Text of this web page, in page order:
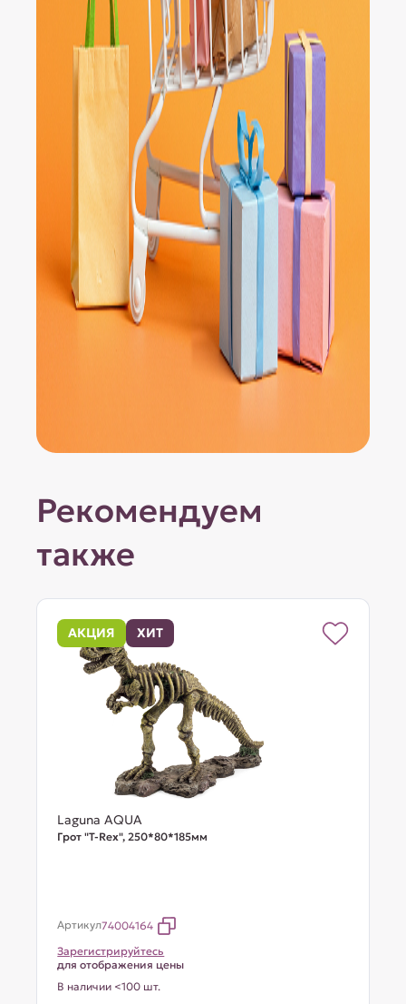
Рекомендуем
также
АКЦИЯ ХИТ
Laguna AQUA
Грот "T-Rex", 250*80*185мм
Артикул74004164
Зарегистрируйтесь
для отображения цены
В наличии <100 шт.